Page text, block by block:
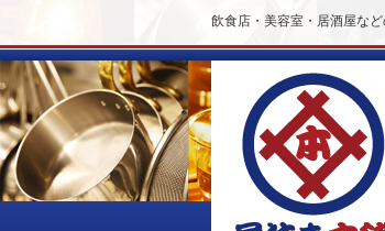
飲食店・美容室・居酒屋な